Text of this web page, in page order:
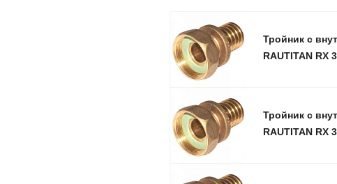
Тройник с
RAUTITAN RX
Тройник с
RAUTITAN RX